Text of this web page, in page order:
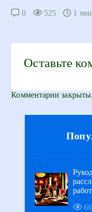
0 525 1
Оставьте
Комментарии закрыты.